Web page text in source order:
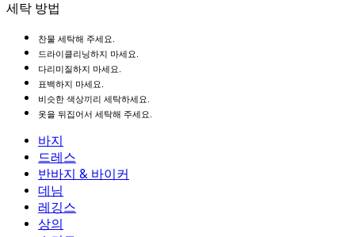
세탁 방법
찬물 세탁해 주세요.
드라이클리닝하지 마세요.
다리미질하지 마세요.
표백하지 마세요.
비슷한 색상끼리 세탁하세요.
옷을 뒤집어서 세탁해 주세요.
바지
바지
조거
작업 바지
플로우 팬츠
드레스
드레스
액티브 드레스
맥시 & 미디 드레스
미니 드레스
반바지 & 바이커
반바지 & 바이커
바이커
데님 반바지
데님
데님
데님 레깅스
레깅스
레깅스
상의